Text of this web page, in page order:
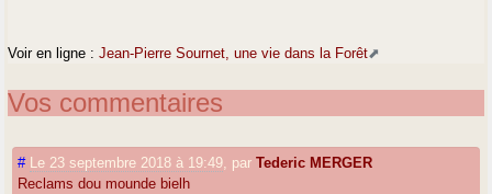
Voir en ligne :Jean-Pierre Sournet, une vie dans la Forêt
Vos commentaires
# Le 23 septembre 2018 à 19:49 parTederic MERGER
Reclams dou mounde bielh